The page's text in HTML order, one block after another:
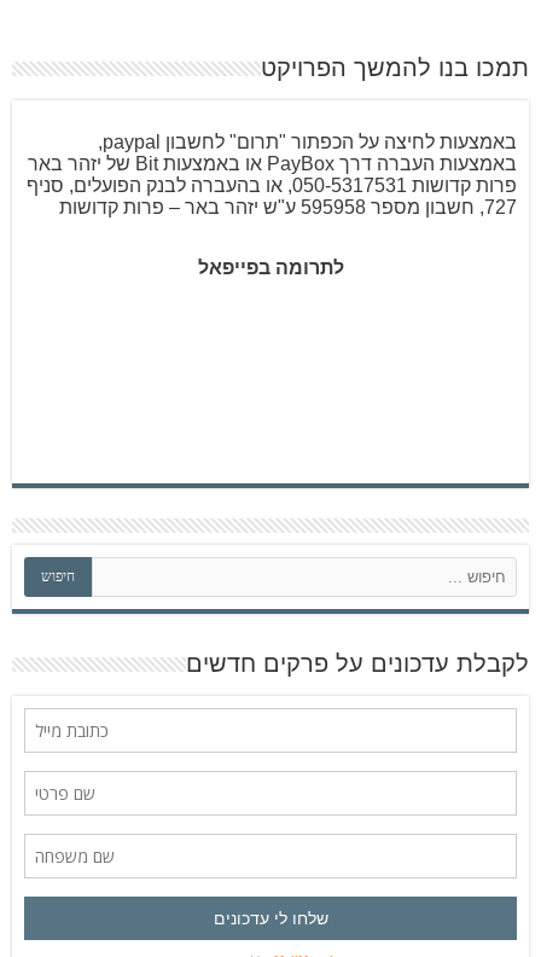
תמכו בנו להמשך הפרויקט
באמצעות לחיצה על הכפתור "תרום" לחשבון paypal,
באמצעות העברה דרך PayBox או באמצעות Bit של יזהר באר
פרות קדושות 050-5317531, או בהעברה לבנק הפועלים, סניף
727, חשבון מספר 595958 ע"ש יזהר באר – פרות קדושות
לתרומה בפייפאל
פ
ש
חיפוש
לקבלת עדכונים על פרקים חדשים